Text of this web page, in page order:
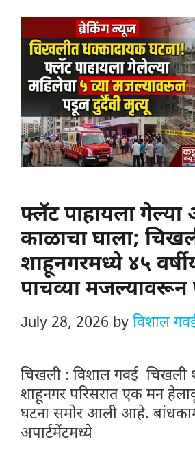
फ्लॅट पाहायला गेल्या
काळाचा घाला;
शाहूनगरमध्ये ४५
पाचव्या मजल्यावरून
July 28, 2026 by विशाल
चिखली : विशाल गवई चिखली
शाहूनगर परिसरात एक मन
घटना समोर आली आहे.
अपार्टमेंटमध्ये